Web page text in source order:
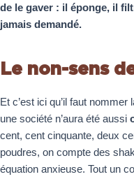
de le gaver : il éponge, il
jamais demandé.
Le non-sens
Et c’est ici qu’il faut
une société n’aura été aussi
cent, cent cinquante, deux
poudres, on compte des
équation anxieuse. Tout un